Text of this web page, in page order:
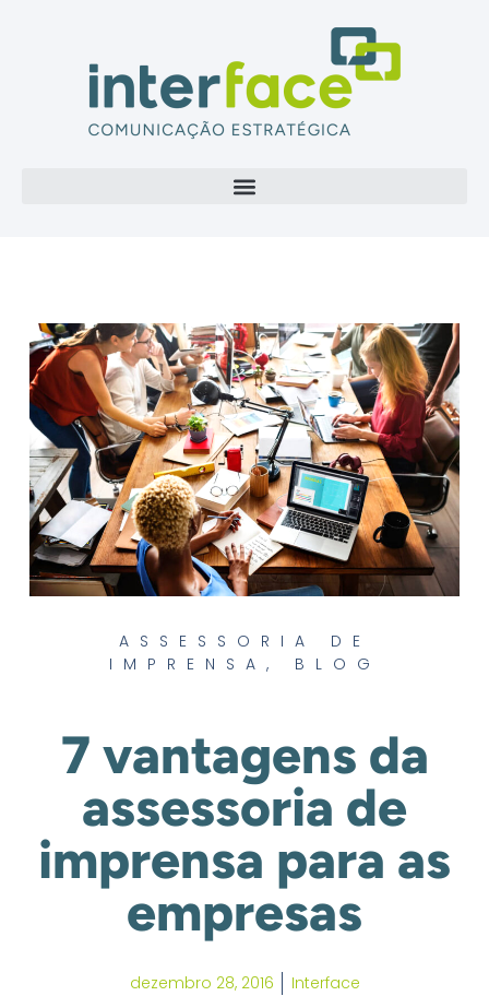
ASSESSORIA DE
IMPRENSA , BLOG
7 vantagens da
assessoria de
imprensa para as
empresas
dezembro 28, 2016 Interface